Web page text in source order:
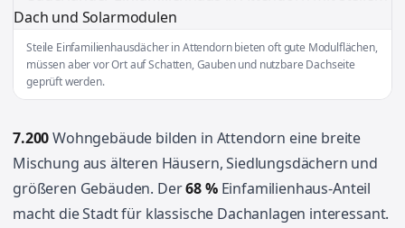
Steile Einfamilienhausdächer in Attendorn bieten oft gute Modulflächen,
müssen aber vor Ort auf Schatten, Gauben und nutzbare Dachseite
geprüft werden.
7.200Wohngebäude bilden in Attendorn eine breite
Mischung aus älteren Häusern, Siedlungsdächern und
größeren Gebäuden. Der68 %Einfamilienhaus-Anteil
macht die Stadt für klassische Dachanlagen interessant.